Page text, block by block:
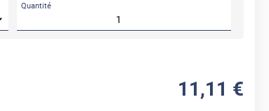
Quantité
11 ,11 €